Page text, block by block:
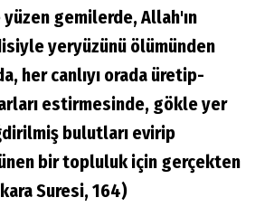
gemilerde, Allah'ın
yeryüzünü ölümünden
her canlıyı orada üretip-
estirmesinde, gökle yer
bulutları evirip
bir topluluk için gerçekten
Suresi, 164)